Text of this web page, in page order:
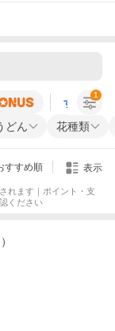
すべての条
どん 花種類
1
すすめ順 表示
れます｜ポイント・支
ください